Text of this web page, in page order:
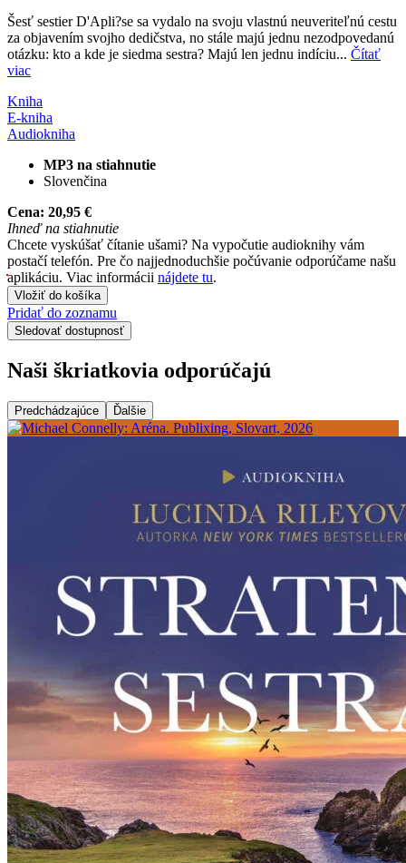
Šesť sestier D'Apli?se sa vydalo na svoju vlastnú neuveriteľnú cestu
za objavením svojho dedičstva, no stále majú jednu nezodpovedanú
otázku: kto a kde je siedma sestra? Majú len jednu indíciu... Čítať
viac
Kniha
E-kniha
Audiokniha
MP3 na stiahnutie
Slovenčina
Cena: 20,95 €
Ihneď na stiahnutie
Chcete vyskúšať čítanie ušami? Na vypočutie audioknihy vám
postačí telefón. Pre čo najjednoduchšie počúvanie odporúčame našu
aplikáciu. Viac informácii nájdete tu.
Vložiť do košíka
Pridať do zoznamu
Sledovať dostupnosť
Naši škriatkovia odporúčajú
Predchádzajúce Ďalšie